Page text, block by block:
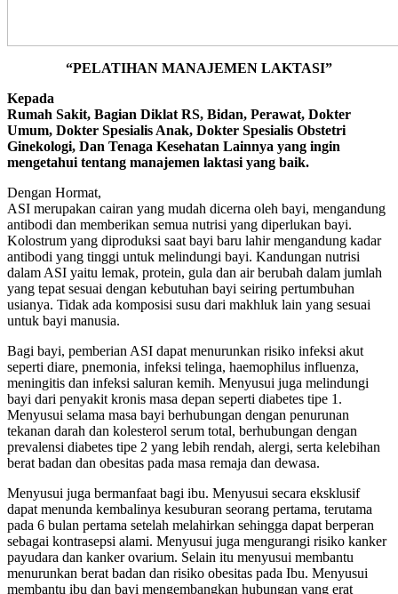
“PELATIHAN MANAJEMEN LAKTASI”
Kepada
Rumah Sakit, Bagian Diklat RS, Bidan, Perawat, Dokter
Umum, Dokter Spesialis Anak, Dokter Spesialis Obstetri
Ginekologi, Dan Tenaga Kesehatan Lainnya yang ingin
mengetahui tentang manajemen laktasi yang baik.
Dengan Hormat,
ASI merupakan cairan yang mudah dicerna oleh bayi, mengandung
antibodi dan memberikan semua nutrisi yang diperlukan bayi.
Kolostrum yang diproduksi saat bayi baru lahir mengandung kadar
antibodi yang tinggi untuk melindungi bayi. Kandungan nutrisi
dalam ASI yaitu lemak, protein, gula dan air berubah dalam jumlah
yang tepat sesuai dengan kebutuhan bayi seiring pertumbuhan
usianya. Tidak ada komposisi susu dari makhluk lain yang sesuai
untuk bayi manusia.
Bagi bayi, pemberian ASI dapat menurunkan risiko infeksi akut
seperti diare, pnemonia, infeksi telinga, haemophilus influenza,
meningitis dan infeksi saluran kemih. Menyusui juga melindungi
bayi dari penyakit kronis masa depan seperti diabetes tipe 1.
Menyusui selama masa bayi berhubungan dengan penurunan
tekanan darah dan kolesterol serum total, berhubungan dengan
prevalensi diabetes tipe 2 yang lebih rendah, alergi, serta kelebihan
berat badan dan obesitas pada masa remaja dan dewasa.
Menyusui juga bermanfaat bagi ibu. Menyusui secara eksklusif
dapat menunda kembalinya kesuburan seorang pertama, terutama
pada 6 bulan pertama setelah melahirkan sehingga dapat berperan
sebagai kontrasepsi alami. Menyusui juga mengurangi risiko kanker
payudara dan kanker ovarium. Selain itu menyusui membantu
menurunkan berat badan dan risiko obesitas pada Ibu. Menyusui
membantu ibu dan bayi mengembangkan hubungan yang erat